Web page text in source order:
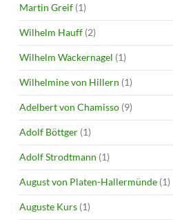
Martin Greif (1)
Wilhelm Hauff (2)
Wilhelm Wackernagel (1)
Wilhelmine von Hillern (1)
Adelbert von Chamisso (9)
Adolf Böttger (1)
Adolf Strodtmann (1)
August von Platen-Hallermünde (1)
Auguste Kurs (1)